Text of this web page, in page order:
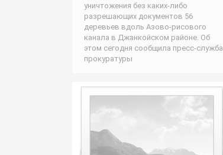
уничтожения без каких-либо
разрешающих документов 56
деревьев вдоль Азово-рисового
канала в Джанкойском районе. Об
этом сегодня сообщила пресс-служба
прокуратуры